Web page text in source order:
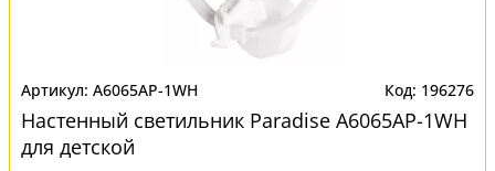
A6065AP-1WH 196276
Настенный светильник Paradise A6065AP-1WH
для детской